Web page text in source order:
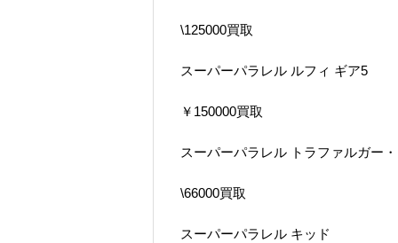
\125000買取
スーパーパラレル ルフィ ギア5
￥150000買取
スーパーパラレル トラファルガー
\66000買取
スーパーパラレル キッド